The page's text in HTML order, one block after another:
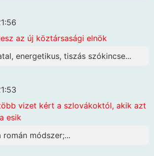
az új köztársasági elnök
energetikus, tiszás szókincse...
vizet kért a szlovákoktól, akik azt
esik
módszer;...